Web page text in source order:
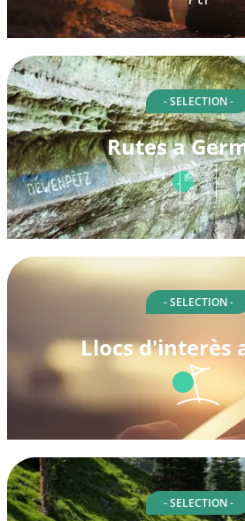
- SELECTION -
Rutes a
- SELECTION -
Llocs d'interès
- SELECTION -